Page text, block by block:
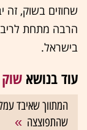
הרבה מתחת
בישראל.
עוד בנושא
שהתפוצצה